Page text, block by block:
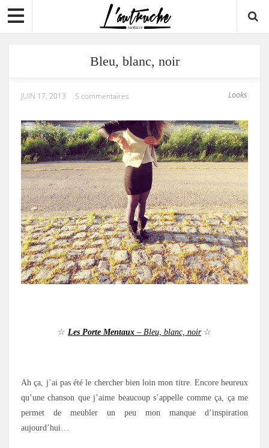
Bleu, blanc, noir
Looks
JUIN 17, 2013 5 commentaires
☆ Les Porte Mentaux – Bleu, blanc, noir☆
Ah ça, j’ai pas été le chercher bien loin mon titre. Encore heureux
qu’une chanson que j’aime beaucoup s’appelle comme ça, ça me
permet de meubler un peu mon manque d’inspiration
aujourd’hui…